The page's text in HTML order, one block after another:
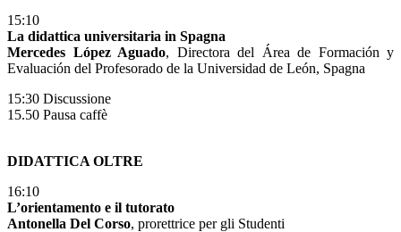
15:10
La didattica universitaria in Spagna
Mercedes López Aguado, Directora del Área de Formación y
Evaluación del Profesorado de la Universidad de León, Spagna
15:30 Discussione
15.50 Pausa caffè
DIDATTICA OLTRE
16:10
L’orientamento e il tutorato
Antonella Del Corso, prorettrice per gli Studenti